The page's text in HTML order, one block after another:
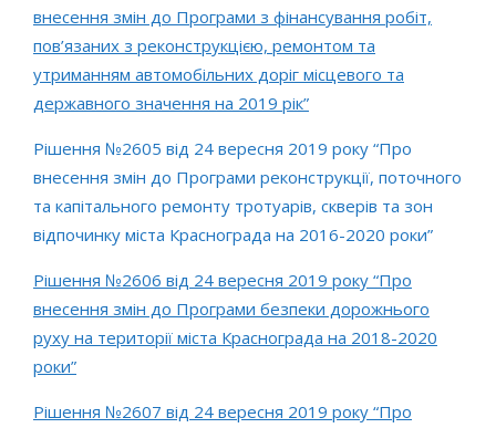
внесення змін до Програми з фінансування робіт,
пов’язаних з реконструкцією, ремонтом та
утриманням автомобільних доріг місцевого та
державного значення на 2019 рік”
Рішення №2605 від 24 вересня 2019 року “Про
внесення змін до Програми реконструкції, поточного
та капітального ремонту тротуарів, скверів та зон
відпочинку міста Краснограда на 2016-2020 роки”
Рішення №2606 від 24 вересня 2019 року “Про
внесення змін до Програми безпеки дорожнього
руху на території міста Краснограда на 2018-2020
роки”
Рішення №2607 від 24 вересня 2019 року “Про